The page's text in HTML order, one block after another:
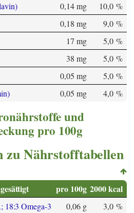
0,14 mg
10,0 %
0,18 mg
9,0 %
17 mg
5,0 %
38 mg
5,0 %
0,05 mg
5,0 %
0,05 mg 4,0 %
und
pro 100g
zu Nährstofftabellen
pro 100g 2000 kcal
Omega-3 0,06 g
3,0 %